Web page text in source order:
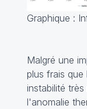
Graphique :
Malgré une
plus frais que
instabilité
l'anomalie